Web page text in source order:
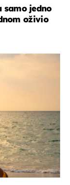
samo jedno
oživio